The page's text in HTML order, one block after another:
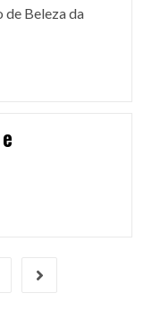
de Beleza da